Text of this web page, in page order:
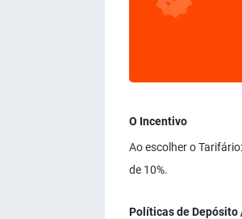
O Incentivo
Ao escolher o
de 10%.
Políticas de Depósito